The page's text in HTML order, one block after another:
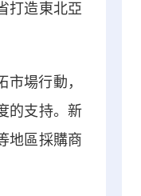
打造東北亞
場行動，
的支持。新
地區採購商